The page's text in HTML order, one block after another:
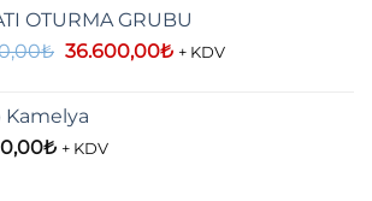
7.500,00₺.
OTURMA GRUBU
₺ Orijinal
36.600,00₺Şu
+ KDV
Kamelya
₺ + KDV